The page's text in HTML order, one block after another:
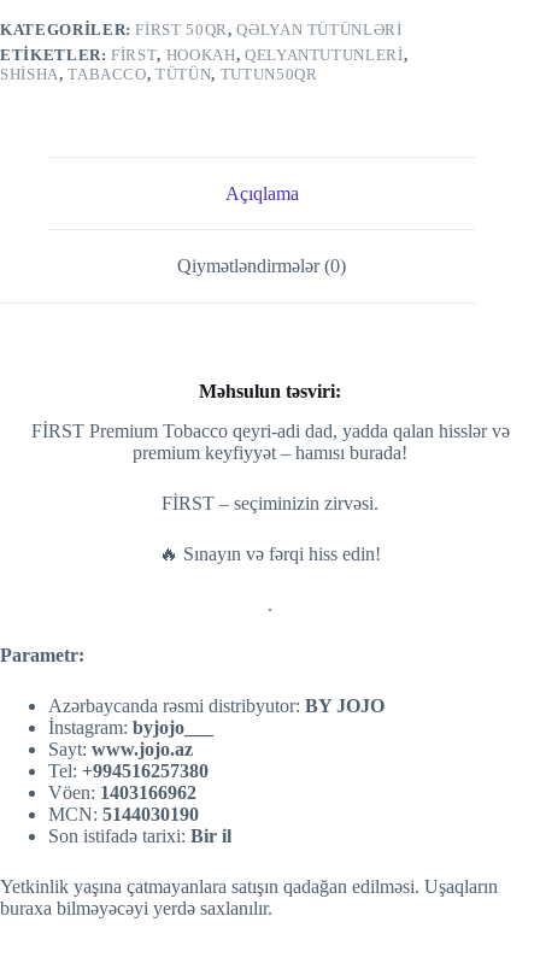
KATEGORILER:FIRST 50QR ,QƏLYAN TÜTÜNLƏRI
ETIKETLER:FIRST, HOOKAH, QELYANTUTUNLERI,
SHISHA,TABACCO,TÜTÜN, TUTUN50QR
Açıqlama
Qiymətləndirmələr (0)
Məhsulun təsviri:
FİRST Premium Tobacco qeyri-adi dad, yadda qalan hisslər və
premium keyfiyyət – hamısı burada!
FİRST – seçiminizin zirvəsi.
🔥 Sınayın və fərqi hiss edin!
.
Parametr:
Azərbaycanda rəsmi distribyutor: BY JOJO
İnstagram: byjojo___
Sayt: www.jojo.az
Tel: +994516257380
Vöen: 1403166962
MCN: 5144030190
Son istifadə tarixi: Bir il
Yetkinlik yaşına çatmayanlara satışın qadağan edilməsi. Uşaqların
buraxa bilməyəcəyi yerdə saxlanılır.